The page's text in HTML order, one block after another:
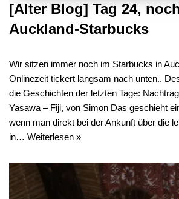
[Alter Blog] Tag 24,
Auckland-Starbucks
Wir sitzen immer noch im Starbucks in
Onlinezeit tickert langsam nach unten..
die Geschichten der letzten Tage:
Yasawa – Fiji, von Simon Das geschieht
wenn man direkt bei der Ankunft über die
in… Weiterlesen »